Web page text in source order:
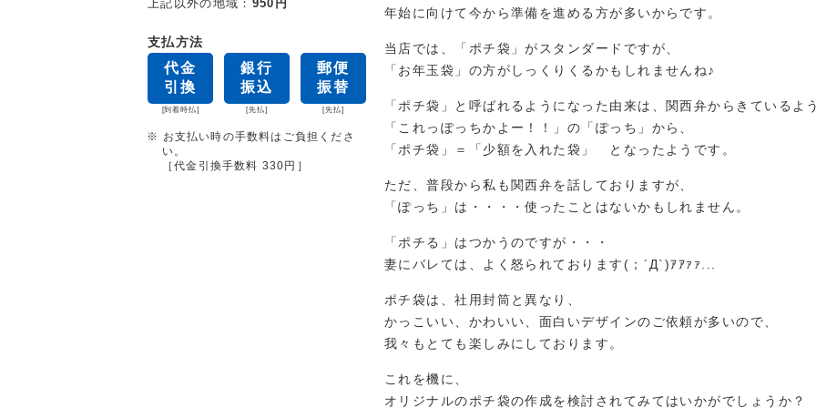
年始に向けて今から準備を進める方が多いからです。
当店では、「ポチ袋」がスタンダードですが、
「お年玉袋」の方がしっくりくるかもしれませんね♪
「ポチ袋」と呼ばれるようになった由来は、関西弁からきているよ
「これっぽっちかよー！！」の「ぽっち」から、
「ポチ袋」＝「少額を入れた袋」 となったようです。
ただ、普段から私も関西弁を話しておりますが、
「ぽっち」は・・・・使ったことはないかもしれません。
「ポチる」はつかうのですが・・・
妻にバレては、よく怒られております(；´Д`)ｱｱｧｧ...
ポチ袋は、社用封筒と異なり、
かっこいい、かわいい、面白いデザインのご依頼が多いので、
我々もとても楽しみにしております。
これを機に、
オリジナルのポチ袋の作成を検討されてみてはいかがでしょうか？
上記以外の地域： 950円
支払方法
代金
引換
[到着時払]
銀行
振込
[先払]
郵便
振替
[先払]
※ お支払い時の手数料はご負担くださ
い。
［代金引換手数料 330円］